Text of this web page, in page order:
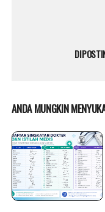
ANDA MUNGKIN